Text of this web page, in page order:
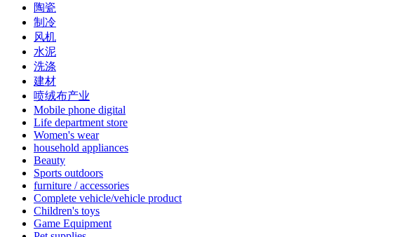
陶瓷
制冷
风机
水泥
洗涤
建材
喷绒布产业
Mobile phone digital
Life department store
Women's wear
household appliances
Beauty
Sports outdoors
furniture / accessories
Complete vehicle/vehicle product
Children's toys
Game Equipment